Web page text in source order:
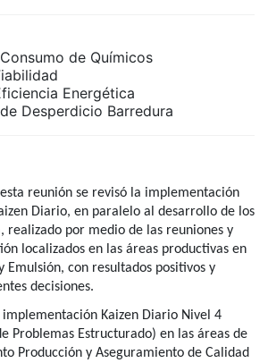
de Químicos
Energética
Desperdicio Barredura
reunión se revisó la implementación
Diario, en paralelo al desarrollo de los
realizado por medio de las reuniones y
localizados en las áreas productivas en
Emulsión, con resultados positivos y
decisiones.
implementación Kaizen Diario Nivel 4
Problemas Estructurado) en las áreas de
Producción y Aseguramiento de Calidad